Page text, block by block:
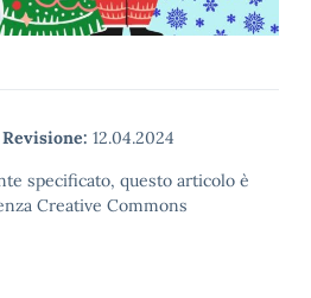
Revisione: 12.04.2024
specificato, questo articolo è
Creative Commons